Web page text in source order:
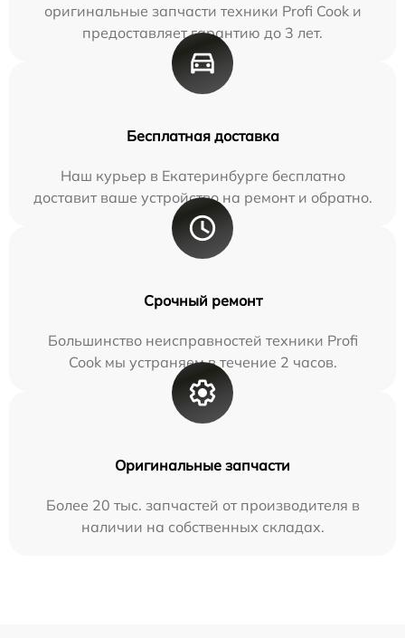
оригинальные запчасти техники Profi Cook и
предоставляет гарантию до 3 лет.
Бесплатная доставка
Наш курьер в Екатеринбурге бесплатно
доставит ваше устройство на ремонт и обратно.
Срочный ремонт
Большинство неисправностей техники Profi
Cook мы устраняем в течение 2 часов.
Оригинальные запчасти
Более 20 тыс. запчастей от производителя в
наличии на собственных складах.